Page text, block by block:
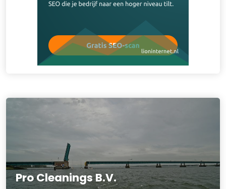
Pro Cleanings B.V.